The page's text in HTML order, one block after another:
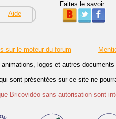
Aide
Faites le savoir :
sur le moteur du forum
logos et autres
sont présentées sur ce site ne
Bricovidéo sans autorisation sont